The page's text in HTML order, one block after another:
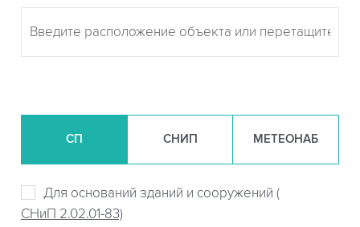
СП СНИП МЕТЕОНАБ
Для оснований зданий и сооружений (
СНиП 2.02.01-83)